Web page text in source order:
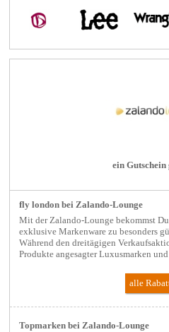
ein Gutschein
fly london bei Zalando-Lounge
Mit der Zalando-Lounge bekommst
exklusive Markenware zu besonders
Während den dreitägigen
Produkte angesagter Luxusmarken
alle
Topmarken bei Zalando-Lounge